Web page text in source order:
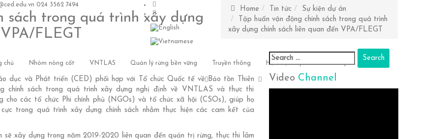
024 3562 7494
chủ Nhóm nòng cốt VNTLAS Quản lý rừng bền vững Truyền thông Học trực tuyến Sitemap
sách trong quá trình xây dựng
FLEGT
Home Tin tức
Sự kiện dự án
Tập huấn vận động chính sách trong quá trình
xây dựng chính sách liên quan đến VPA/FLEGT
dục và Phát triển (CED) phối hợp với Tổ chức Quốc tế về Bảo tồn Thiên
chính sách trong quá trình xây dựng nghị định về VNTLAS và thực thi
cho các tổ chức Phi chính phủ (NGOs) và tổ chức xã hội (CSOs), giúp họ
trong quá trình xây dựng chính sách nhằm thực hiện các cam kết của
sẽ xây dựng trong năm 2019-2020 liên quan đến quản trị rừng, thực thi lâm
Search
for:
Video Channel